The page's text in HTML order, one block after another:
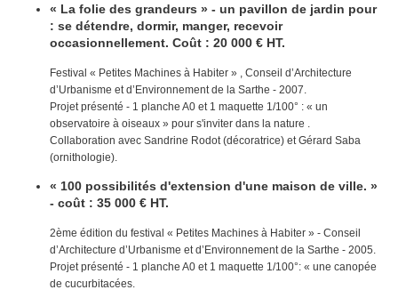
« La folie des grandeurs » - un pavillon de jardin pour
: se détendre, dormir, manger, recevoir
occasionnellement. Coût : 20 000 € HT.
Festival « Petites Machines à Habiter » , Conseil d’Architecture
d’Urbanisme et d’Environnement de la Sarthe - 2007.
Projet présenté - 1 planche A0 et 1 maquette 1/100° : « un
observatoire à oiseaux » pour s'inviter dans la nature .
Collaboration avec Sandrine Rodot (décoratrice) et Gérard Saba
(ornithologie).
« 100 possibilités d'extension d'une maison de ville. »
- coût : 35 000 € HT.
2ème édition du festival « Petites Machines à Habiter » - Conseil
d’Architecture d’Urbanisme et d’Environnement de la Sarthe - 2005.
Projet présenté - 1 planche A0 et 1 maquette 1/100°: « une canopée
de cucurbitacées.